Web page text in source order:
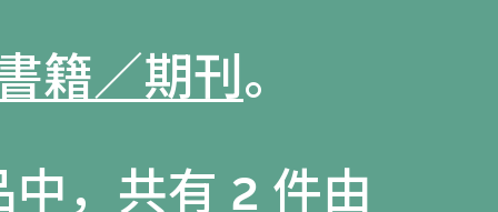
籍／期刊。
中，共有 2 件由